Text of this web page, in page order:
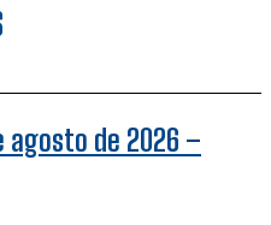
agosto de 2026 –